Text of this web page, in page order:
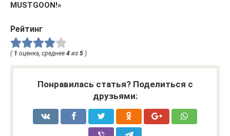
MUSTGOON!»
Рейтинг
( 1 оценка, среднее 4 из 5 )
Понравилась статья? Поделиться с
друзьями: